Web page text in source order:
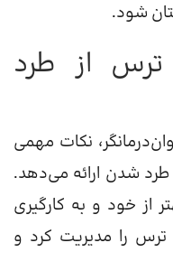
شود.
ترس از طرد
نکات مهمی
طرد شدن ارائه می‌دهد.
از خود و به کارگیری
ترس را مدیریت کرد و